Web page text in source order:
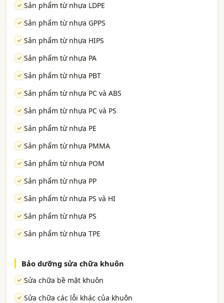
Sản phẩm từ nhựa LDPE
Sản phẩm từ nhựa GPPS
Sản phẩm từ nhựa HIPS
Sản phẩm từ nhựa PA
Sản phẩm từ nhựa PBT
Sản phẩm từ nhựa PC và ABS
Sản phẩm từ nhựa PC và PS
Sản phẩm từ nhựa PE
Sản phẩm từ nhựa PMMA
Sản phẩm từ nhựa POM
Sản phẩm từ nhựa PP
Sản phẩm từ nhựa PS và HI
Sản phẩm từ nhựa PS
Sản phẩm từ nhựa TPE
Bảo dưỡng sửa chữa khuôn
Sửa chữa bề mặt khuôn
Sửa chữa các lỗi khác của khuôn